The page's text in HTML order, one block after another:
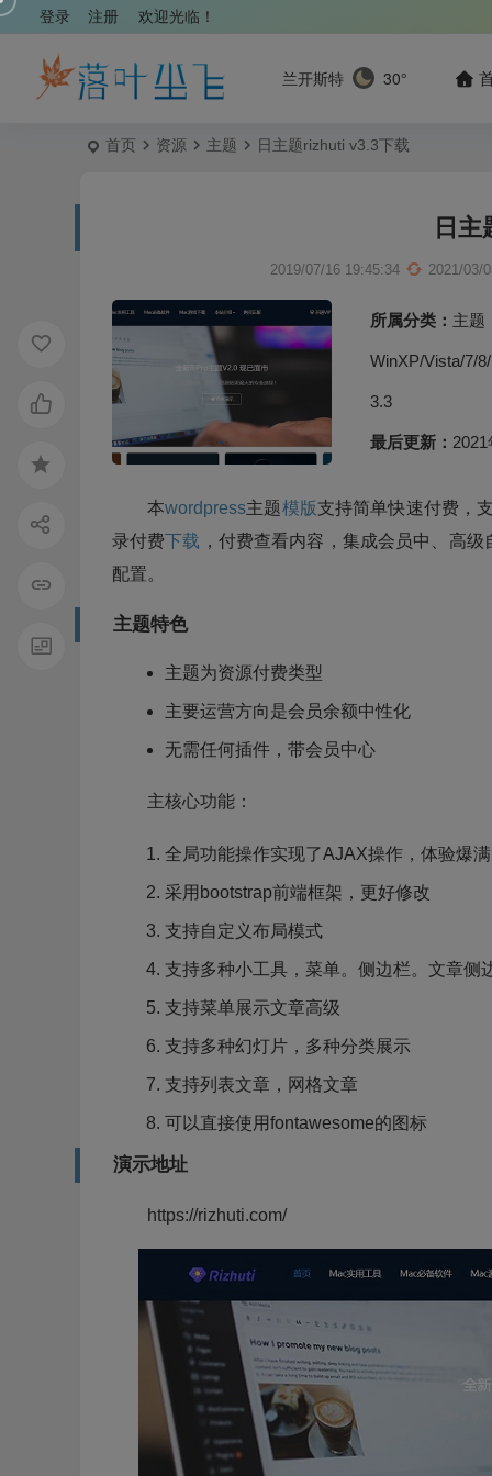
欢迎光临！
登录 注册
兰开斯特 30°
首页 资源 主题 日主题rizhuti v3.3下载
日
2019/07/16 19:45:34 2021/03/
所属分类： 主题
WinXP/Vista/7/
3.3
最后更新：
本wordpress主题模版支持简单快速付费，
录付费下载 ，付费查看内容，集成会员中、高
配置。
主题特色
主题为资源付费类型
主要运营方向是会员余额中性化
无需任何插件，带会员中心
主核心功能：
全局功能操作实现了AJAX操作，体验爆满
采用bootstrap前端框架，更好修改
支持自定义布局模式
支持多种小工具，菜单。侧边栏。文章侧
支持菜单展示文章高级
支持多种幻灯片，多种分类展示
支持列表文章，网格文章
可以直接使用fontawesome的图标
演示地址
https://rizhuti.com/